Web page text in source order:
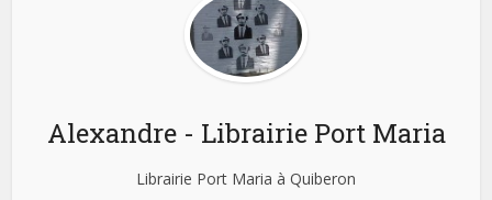
Alexandre - Librairie Port Maria
Librairie Port Maria à Quiberon